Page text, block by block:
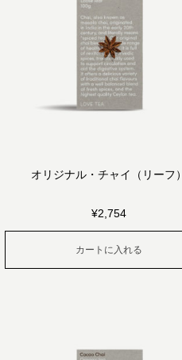
オリジナル・チャイ（リーフ）
¥2,754
カートに入れる